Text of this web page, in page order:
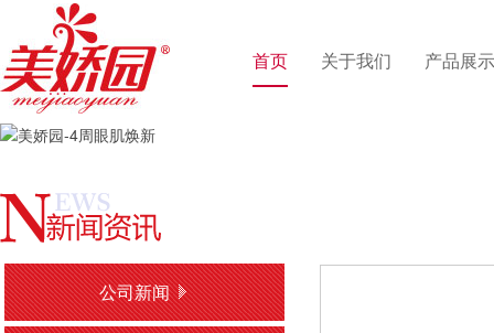
首页 关于我们 产品展示
公司新闻